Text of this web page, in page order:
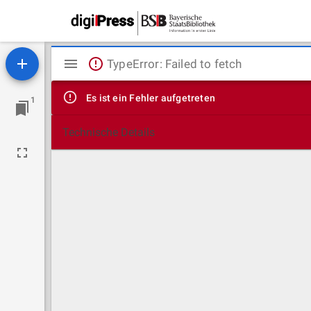
1
Mirador
Viewer
TypeError: Failed to fetch
Es ist ein Fehler aufgetreten
Technische Details